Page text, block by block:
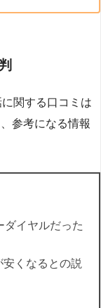
関する口コミは
参考になる情報
ダイヤルだった
くなるとの説